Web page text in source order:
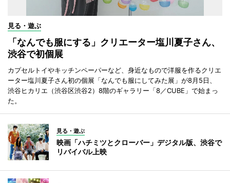
見る・遊ぶ
「なんでも服にする」クリエーター塩川夏子さん、
渋谷で初個展
カプセルトイやキッチンペーパーなど、身近なもので洋服を作るクリエ
ーター塩川夏子さん初の個展「なんでも服にしてみた展」が8月5日、
渋谷ヒカリエ（渋谷区渋谷2）8階のギャラリー「8／CUBE」で始まっ
た。
見る・遊ぶ
映画「ハチミツとクローバー」デジタル版、渋谷で
リバイバル上映